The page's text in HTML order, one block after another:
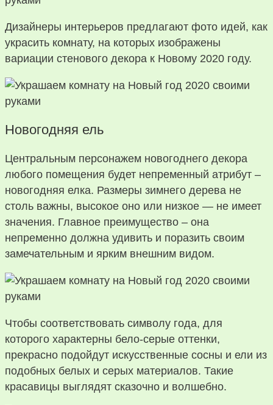
Дизайнеры интерьеров предлагают фото идей, как
украсить комнату, на которых изображены
вариации стенового декора к Новому 2020 году.
Новогодняя ель
Центральным персонажем новогоднего декора
любого помещения будет непременный атрибут –
новогодняя елка. Размеры зимнего дерева не
столь важны, высокое оно или низкое — не имеет
значения. Главное преимущество – она
непременно должна удивить и поразить своим
замечательным и ярким внешним видом.
Чтобы соответствовать символу года, для
которого характерны бело-серые оттенки,
прекрасно подойдут искусственные сосны и ели из
подобных белых и серых материалов. Такие
красавицы выглядят сказочно и волшебно.